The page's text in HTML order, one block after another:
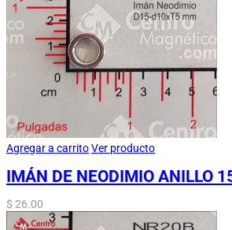
Agregar a carritoVer producto
IMÁN DE NEODIMIO ANILLO
$ 26.00